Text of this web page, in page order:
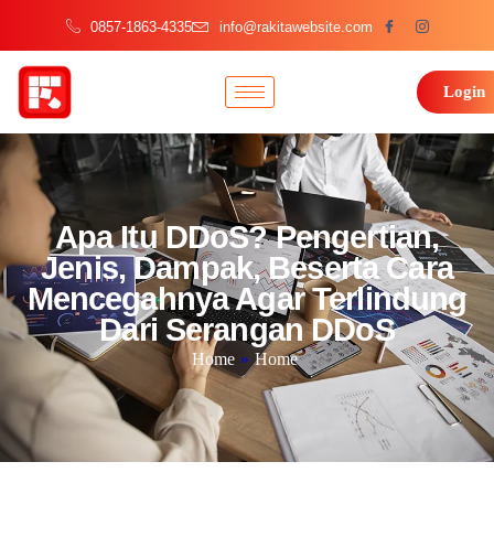
0857-1863-4335 info@rakitawebsite.com
Login
Apa Itu DDoS? Pengertian,
Jenis, Dampak, Beserta Cara
Mencegahnya Agar Terlindung
Dari Serangan DDoS
Home » Home